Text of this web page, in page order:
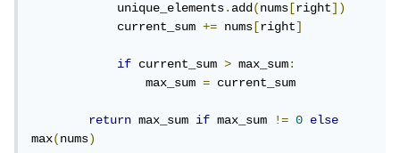
            unique_elements
.add(nums [right])
            current_sum
+= nums [right]
if current_sum > max_sum:
                max_sum
= current_sum
return max_sum if max_sum != 0
else
max(nums)